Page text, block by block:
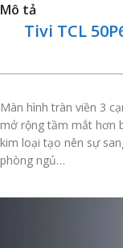
Mô tả
Tivi TCL
Màn hình tràn viền 3
mở rộng tầm mắt hơn
kim loại tạo nên sự
phòng ngủ…